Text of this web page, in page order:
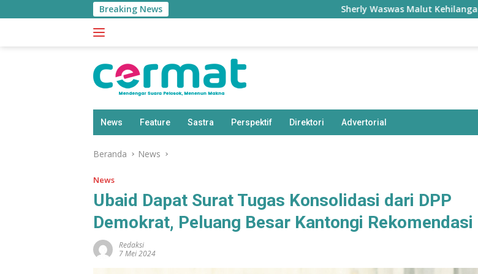
ke
Breaking News Sherly Waswas Malut Kehilangan Jatah 7.500
News Feature Sastra Perspektif Direktori Advertorial
Beranda News
News
Ubaid Dapat Surat Tugas Konsolidasi dari DPP
Demokrat, Peluang Besar Kantongi Rekomendasi
Redaksi
7 Mei 2024